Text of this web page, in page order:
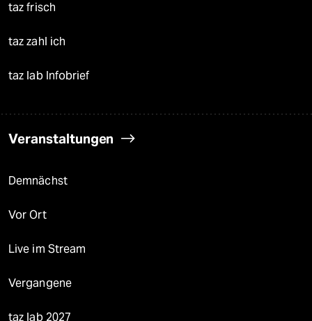
taz frisch
taz zahl ich
taz lab Infobrief
Veranstaltungen
Demnächst
Vor Ort
Live im Stream
Vergangene
taz lab 2027